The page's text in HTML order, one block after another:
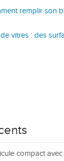
remplir son
vitres : des
compact